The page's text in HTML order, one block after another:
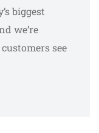
biggest
we’re
see